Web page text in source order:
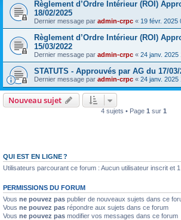
Règlement d’Ordre Intérieur (ROI)
18/02/2025
Dernier message par admin-crpc « 19 févr. 2025
Règlement d’Ordre Intérieur (ROI)
15/03/2022
Dernier message par admin-crpc « 24 janv. 2025
STATUTS - Approuvés par AG du 17/03/
Dernier message par admin-crpc « 24 janv. 2025
Nouveau sujet
4 sujets • Page 1 sur 1
QUI EST EN LIGNE ?
Utilisateurs parcourant ce forum : Aucun utilisateur inscrit et
PERMISSIONS DU FORUM
Vous ne pouvez pas publier de nouveaux sujets dans ce
Vous ne pouvez pas répondre aux sujets dans ce forum
Vous ne pouvez pas modifier vos messages dans ce forum